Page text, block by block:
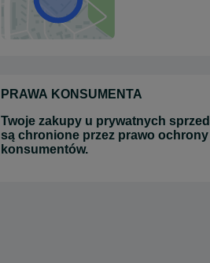
PRAWA KONSUMENTA
Twoje zakupy u prywatnych
są chronione przez prawo ochrony
konsumentów.